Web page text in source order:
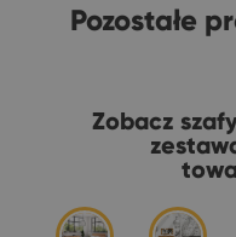
Pozostałe
Zobacz